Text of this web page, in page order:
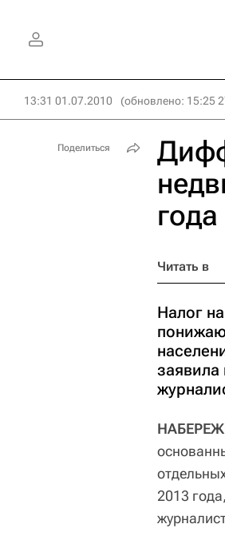
13:31 01.07.2010 (обновлено: 15:25
года
Читать в
Налог
2013
Поделиться